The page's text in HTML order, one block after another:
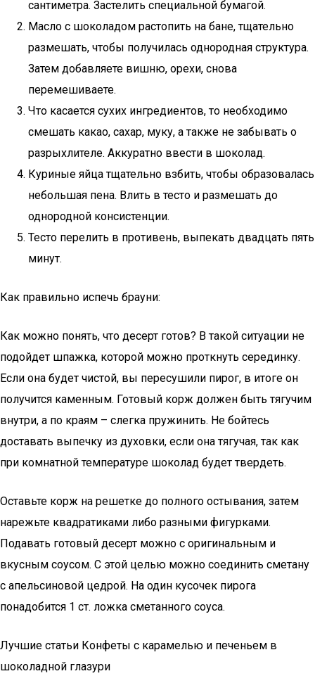
сантиметра. Застелить специальной бумагой.
Масло с шоколадом растопить на бане, тщательно
размешать, чтобы получилась однородная структура.
Затем добавляете вишню, орехи, снова
перемешиваете.
Что касается сухих ингредиентов, то необходимо
смешать какао, сахар, муку, а также не забывать о
разрыхлителе. Аккуратно ввести в шоколад.
Куриные яйца тщательно взбить, чтобы образовалась
небольшая пена. Влить в тесто и размешать до
однородной консистенции.
Тесто перелить в противень, выпекать двадцать пять
минут.
Как правильно испечь брауни:
Как можно понять, что десерт готов? В такой ситуации не
подойдет шпажка, которой можно проткнуть серединку.
Если она будет чистой, вы пересушили пирог, в итоге он
получится каменным. Готовый корж должен быть тягучим
внутри, а по краям – слегка пружинить. Не бойтесь
доставать выпечку из духовки, если она тягучая, так как
при комнатной температуре шоколад будет твердеть.
Оставьте корж на решетке до полного остывания, затем
нарежьте квадратиками либо разными фигурками.
Подавать готовый десерт можно с оригинальным и
вкусным соусом. С этой целью можно соединить сметану
с апельсиновой цедрой. На один кусочек пирога
понадобится 1 ст. ложка сметанного соуса.
Лучшие статьи Конфеты с карамелью и печеньем в
шоколадной глазури